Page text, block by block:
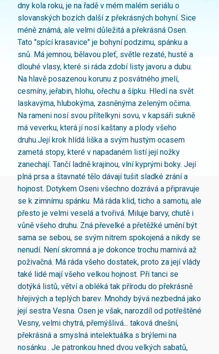
dny kola roku, je na řadě v mém malém seriálu o
slovanských bozích další z překrásných bohyní. Sice
méně známá, ale velmi důležitá a překrásná Osen.
Tato "spící krasavice" je bohyní podzimu, spánku a
snů. Má jemnou, bělavou pleť, světle rezaté, husté a
dlouhé vlasy, které si ráda zdobí listy javoru a dubu.
Na hlavě posazenou korunu z posvátného jmelí,
cesmíny, jeřabin, hlohu, ořechu a šípku. Hledí na svět
laskavýma, hlubokýma, zasněnýma zeleným očima.
Na rameni nosí svou přítelkyni sovu, v kapsáři sukně
má veverku, která jí nosí kaštany a plody všeho
druhu.Její krok hlídá liška a svým hustým ocasem
zametá stopy, které v napadaném listí její nožky
zanechají. Tančí ladně krajinou, vlní kyprými boky. Její
plná prsa a štavnaté tělo dávají tušit sladké zrání a
hojnost. Dotykem Oseni všechno dozrává a připravuje
se k zimnímu spánku. Má ráda klid, ticho a samotu, ale
přesto je velmi veselá a tvořivá. Miluje barvy, chutě i
vůně všeho druhu. Zná převelké a přetěžké umění být
sama se sebou, se svým nitrem spokojená a nikdy se
nenudí. Není skromná a je dokonce trochu marnivá až
poživačná. Má ráda všeho dostatek, proto za její vlády
také lidé mají všeho velkou hojnost. Při tanci se
dotýká listů, větví a obléká tak přírodu do překrásně
hřejivých a teplých barev. Mnohdy bývá nezbedná jako
její sestra Vesna. Osen je však, narozdíl od potřeštěné
Vesny, velmi chytrá, přemýšlivá... taková dnešní,
překrásná a smyslná intelektuálka s brýlemi na
nosánku . Je patronkou hned dvou velkých sabatů,